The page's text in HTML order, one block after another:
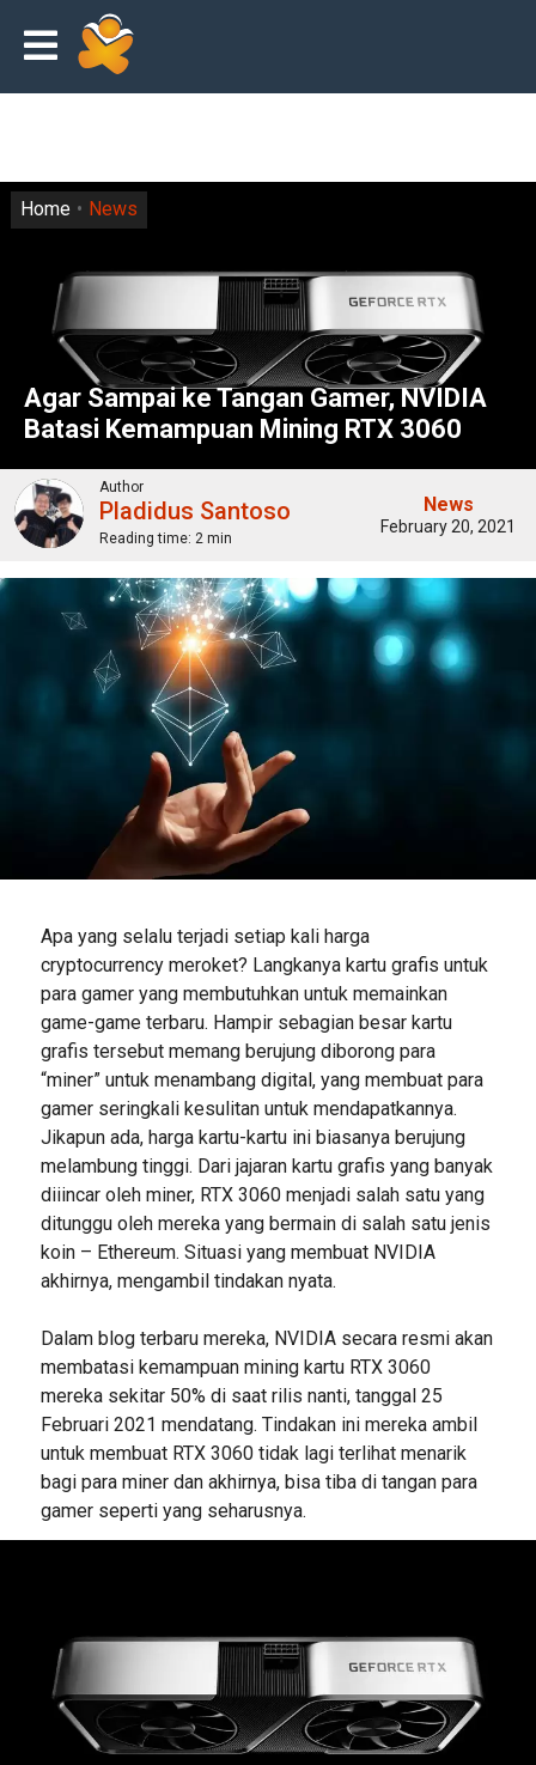
Agar Sampai ke Tangan Gamer, NVIDIA
Batasi Kemampuan Mining RTX 3060
Home News
Author
Pladidus Santoso
Reading time: 2 min
News
February 20, 2021
Apa yang selalu terjadi setiap kali harga
cryptocurrency meroket? Langkanya kartu grafis untuk
para gamer yang membutuhkan untuk memainkan
game-game terbaru. Hampir sebagian besar kartu
grafis tersebut memang berujung diborong para
“miner” untuk menambang digital, yang membuat para
gamer seringkali kesulitan untuk mendapatkannya.
Jikapun ada, harga kartu-kartu ini biasanya berujung
melambung tinggi. Dari jajaran kartu grafis yang banyak
diiincar oleh miner, RTX 3060 menjadi salah satu yang
ditunggu oleh mereka yang bermain di salah satu jenis
koin – Ethereum. Situasi yang membuat NVIDIA
akhirnya, mengambil tindakan nyata.
Dalam blog terbaru mereka, NVIDIA secara resmi akan
membatasi kemampuan mining kartu RTX 3060
mereka sekitar 50% di saat rilis nanti, tanggal 25
Februari 2021 mendatang. Tindakan ini mereka ambil
untuk membuat RTX 3060 tidak lagi terlihat menarik
bagi para miner dan akhirnya, bisa tiba di tangan para
gamer seperti yang seharusnya.